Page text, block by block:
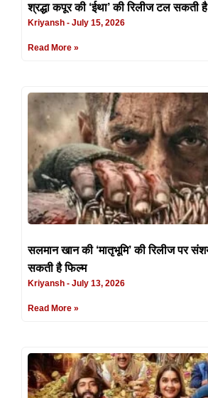
श्रद्धा कपूर की ‘ईथा’ की रिलीज टल सकती है
Kriyansh July 15, 2026
Read More »
सलमान खान की ‘मातृभूमि’ की रिलीज पर
सकती है फिल्म
Kriyansh July 13, 2026
Read More »